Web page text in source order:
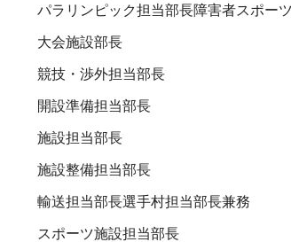
パラリンピック担当部長障害者スポー
大会施設部長
競技・渉外担当部長
開設準備担当部長
施設担当部長
施設整備担当部長
輸送担当部長選手村担当部長兼務
スポーツ施設担当部長